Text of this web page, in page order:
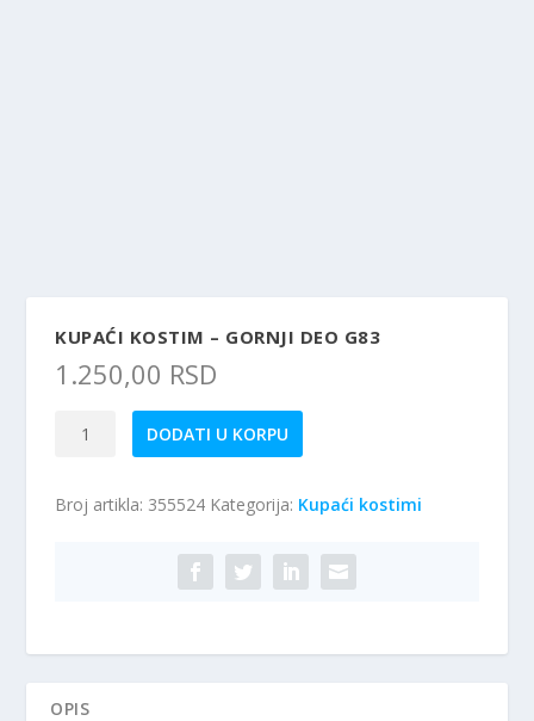
KUPAĆI KOSTIM – GORNJI DEO G83
1.250,00 RSD
gornji
DODATI U KORPU
Broj artikla: 355524 Kategorija: Kupaći kostimi
OPIS